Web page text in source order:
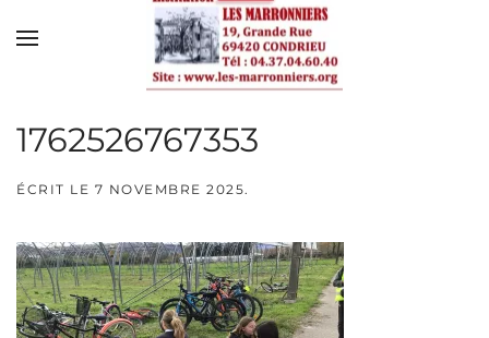
Skip to main content
1762526767353
ÉCRIT LE 7 NOVEMBRE 2025.